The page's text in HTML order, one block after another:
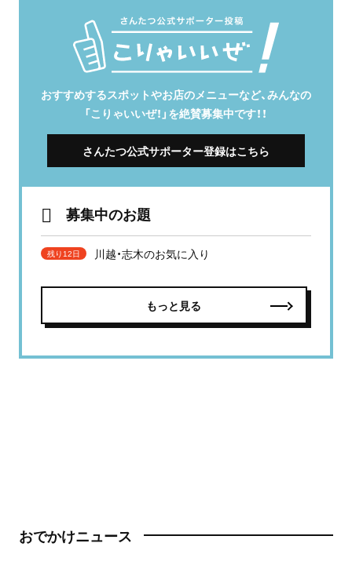
おすすめするスポットやお店のメニューなど、みんなの
「こりゃいいぜ！」を絶賛募集中です！！
さんたつ公式サポーター登録はこちら
募集中のお題
残り12日 川越・志木のお気に入り
もっと見る
おでかけニュース